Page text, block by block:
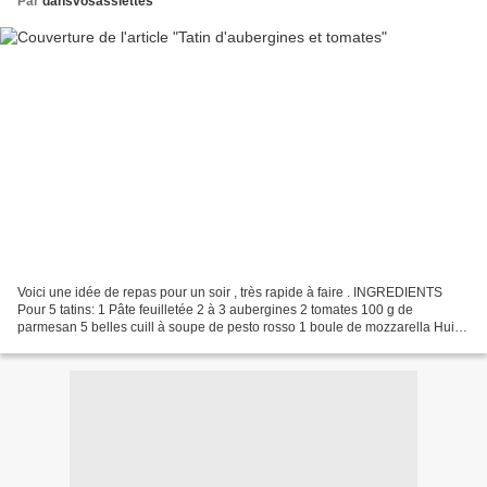
Voici une idée de repas pour un soir , très rapide à faire . INGREDIENTS
Pour 5 tatins: 1 Pâte feuilletée 2 à 3 aubergines 2 tomates 100 g de
parmesan 5 belles cuill à soupe de pesto rosso 1 boule de mozzarella Huile